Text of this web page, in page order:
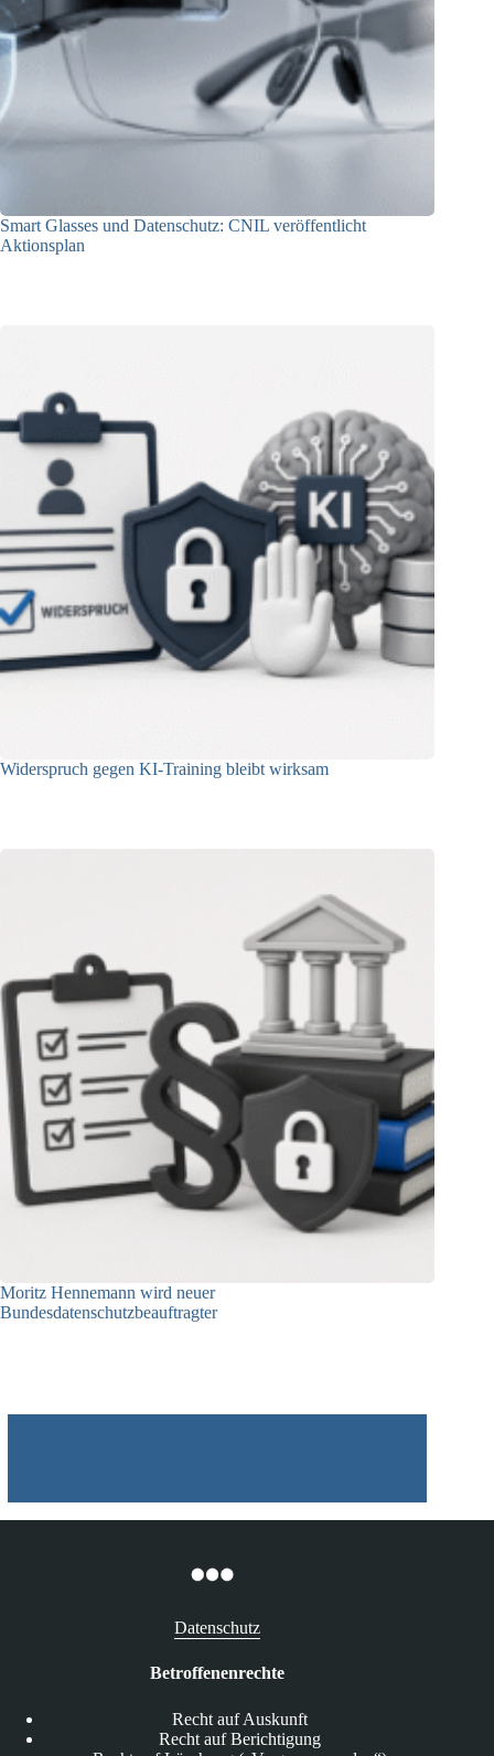
Smart Glasses und Datenschutz: CNIL veröffentlicht
Aktionsplan
Widerspruch gegen KI-Training bleibt wirksam
Moritz Hennemann wird neuer
Bundesdatenschutzbeauftragter
Datenschutz
Betroffenenrechte
Recht auf Auskunft
Recht auf Berichtigung